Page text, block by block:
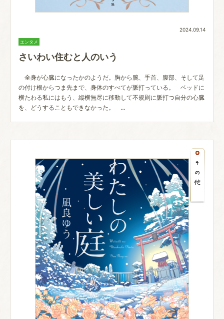
2024.09.14
エンタメ
さいわい住むと人のいう
全身が心臓になったかのようだ。胸から腕、手首、腹部、そして足
の付け根からつま先まで、身体のすべてが脈打っている。 ベッドに
横たわる私にはもう、縦横無尽に移動して不規則に脈打つ自分の心臓
を、どうすることもできなかった。 …